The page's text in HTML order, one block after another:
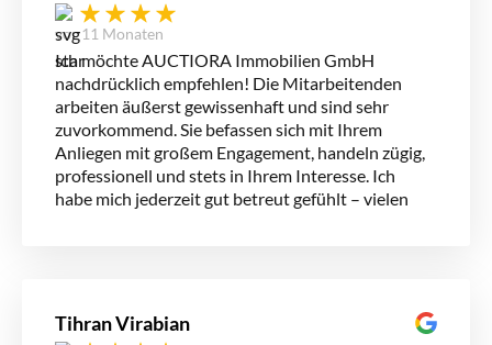
vor 11 Monaten
Ich möchte AUCTIORA Immobilien GmbH
nachdrücklich empfehlen! Die Mitarbeitenden
arbeiten äußerst gewissenhaft und sind sehr
zuvorkommend. Sie befassen sich mit Ihrem
Anliegen mit großem Engagement, handeln zügig,
professionell und stets in Ihrem Interesse. Ich
habe mich jederzeit gut betreut gefühlt – vielen
Tihran Virabian